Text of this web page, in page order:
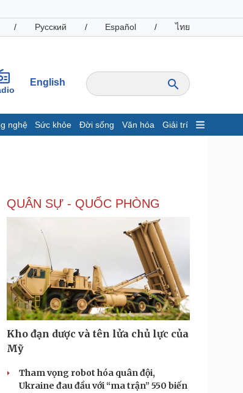
/ Русский / Español / ไทย
English
nghệ Sức khỏe Đời sống Văn hóa Giải trí
Chứng khoán
doanh nghiệp
24h
Sành điệu
Tin Công nghệ
Trải nghiệm
Chuyển đổi số
Podcast
Đọc truyện đêm khuya
Cửa sổ tình yêu
QUÂN SỰ - QUỐC PHÒNG
Kho đạn dược và tên lửa chủ lực của
Mỹ
Tham vọng robot hóa quân đội,
Ukraine đau đầu với “ma trận” 550 biến